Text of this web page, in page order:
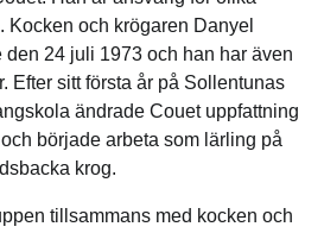
Kocken och krögaren Danyel
24 juli 1973 och han har även
Efter sitt första år på Sollentunas
ändrade Couet uppfattning
började arbeta som lärling på
krog.
tillsammans med kocken och